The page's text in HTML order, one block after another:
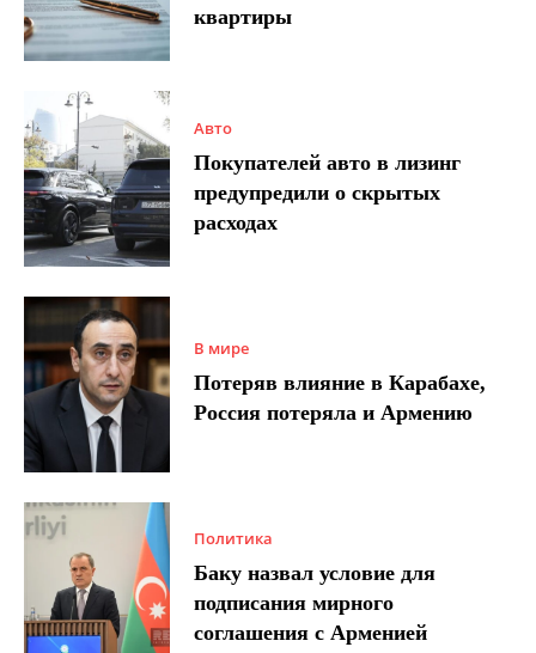
квартиры
Авто
Покупателей авто в лизинг
предупредили о скрытых
расходах
В мире
Потеряв влияние в Карабахе,
Россия потеряла и Армению
Политика
Баку назвал условие для
подписания мирного
соглашения с Арменией